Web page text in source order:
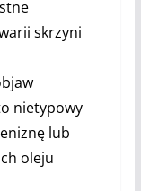
skrzyni
nietypowy
lub
oleju